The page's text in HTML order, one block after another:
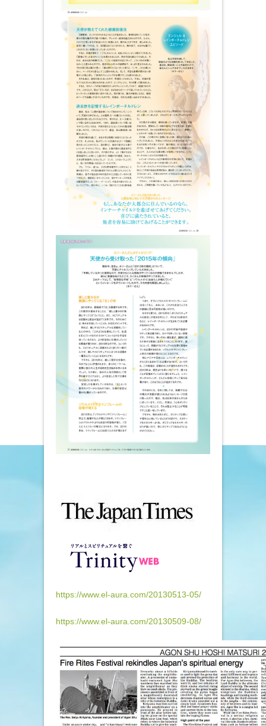
https://www.el-aura.com/20130513-05/
https://www.el-aura.com/20130509-08/